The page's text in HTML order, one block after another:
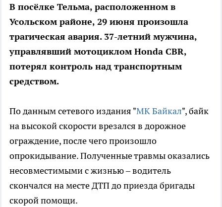
В посёлке Тельма, расположенном в
Усольском районе, 29 июня произошла
трагическая авария. 37-летний мужчина,
управлявший мотоциклом Honda CBR,
потерял контроль над транспортным
средством.
По данным сетевого издания "МК Байкал", байк
на высокой скорости врезался в дорожное
ограждение, после чего произошло
опрокидывание. Полученные травмы оказались
несовместимыми с жизнью – водитель
скончался на месте ДТП до приезда бригады
скорой помощи.